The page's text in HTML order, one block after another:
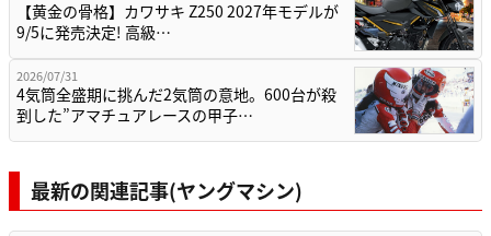
【黄金の骨格】カワサキ Z250 2027年モデルが
9/5に発売決定! 高級…
2026/07/31
4気筒全盛期に挑んだ2気筒の意地。600台が殺
到した”アマチュアレースの甲子…
最新の関連記事(ヤングマシン)